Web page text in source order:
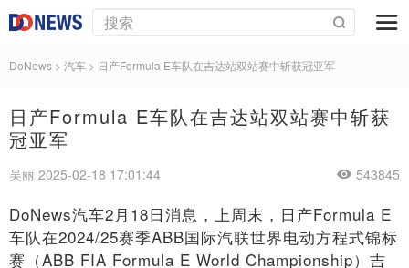
DoNews > 汽车 > 日产Formula E车队在吉达站双站赛中斩获冠亚军
日产Formula E车队在吉达站双站赛中斩获
冠亚军
吴丽 2025-02-18 17:01:44 543845
DoNews汽车2月18日消息，上周末，日产Formula E
车队在2024/25赛季ABB国际汽联世界电动方程式锦标
赛（ABB FIA Formula E World Championship）吉